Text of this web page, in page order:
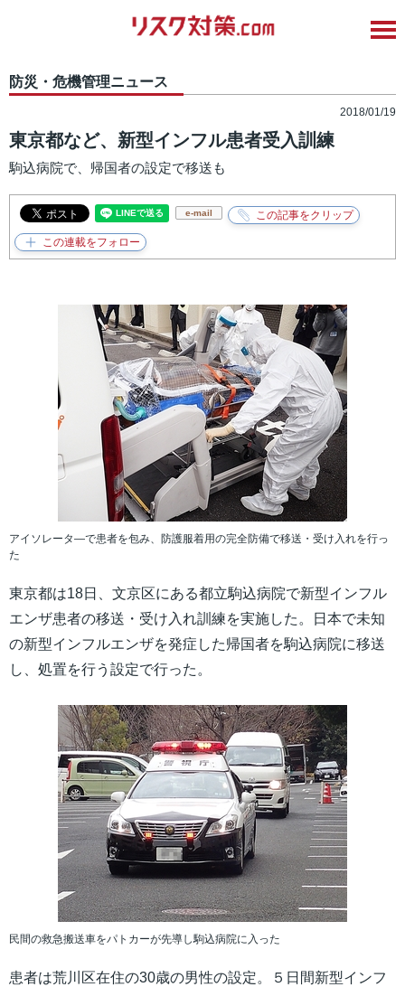
防災・危機管理ニュース
2018/01/19
東京都など、新型インフル患者受入訓練
駒込病院で、帰国者の設定で移送も
e-mail
アイソレータ―で患者を包み、防護服着用の完全防備で移送・受け入れを行っ
た
東京都は18日、文京区にある都立駒込病院で新型インフル
エンザ患者の移送・受け入れ訓練を実施した。日本で未知
の新型インフルエンザを発症した帰国者を駒込病院に移送
し、処置を行う設定で行った。
民間の救急搬送車をパトカーが先導し駒込病院に入った
患者は荒川区在住の30歳の男性の設定。５日間新型インフ